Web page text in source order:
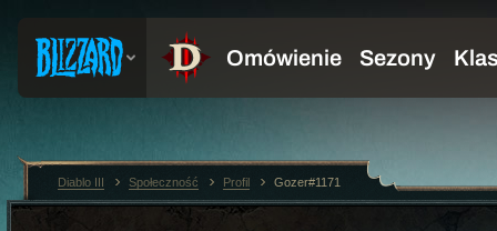
Diablo III Społeczność Profil Gozer#1171